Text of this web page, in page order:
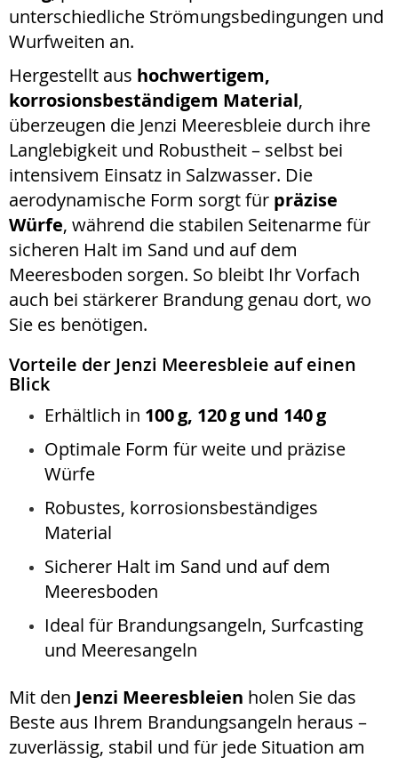
unterschiedliche Strömungsbedingungen und
Wurfweiten an.
Hergestellt aus hochwertigem,
korrosionsbeständigem Material,
überzeugen die Jenzi Meeresbleie durch ihre
Langlebigkeit und Robustheit – selbst bei
intensivem Einsatz in Salzwasser. Die
aerodynamische Form sorgt für präzise
Würfe, während die stabilen Seitenarme für
sicheren Halt im Sand und auf dem
Meeresboden sorgen. So bleibt Ihr Vorfach
auch bei stärkerer Brandung genau dort, wo
Sie es benötigen.
Vorteile der Jenzi Meeresbleie auf einen
Blick
Erhältlich in 100 g, 120 g und 140 g
Optimale Form für weite und präzise
Würfe
Robustes, korrosionsbeständiges
Material
Sicherer Halt im Sand und auf dem
Meeresboden
Ideal für Brandungsangeln, Surfcasting
und Meeresangeln
Mit den Jenzi Meeresbleien holen Sie das
Beste aus Ihrem Brandungsangeln heraus –
zuverlässig, stabil und für jede Situation am